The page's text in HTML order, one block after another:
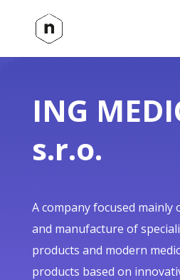
ING
s.r.o.
A company focused mainly
and manufacture of
products and modern
products based on